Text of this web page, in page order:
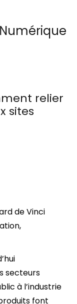
Numérique
relier
sites
de Vinci
,
secteurs
à l’industrie
font